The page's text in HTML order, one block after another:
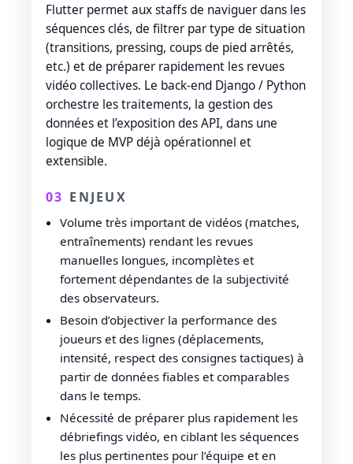
Flutter permet aux staffs de naviguer dans les
séquences clés, de filtrer par type de situation
(transitions, pressing, coups de pied arrêtés,
etc.) et de préparer rapidement les revues
vidéo collectives. Le back-end Django / Python
orchestre les traitements, la gestion des
données et l’exposition des API, dans une
logique de MVP déjà opérationnel et
extensible.
03 ENJEUX
Volume très important de vidéos (matches,
entraînements) rendant les revues
manuelles longues, incomplètes et
fortement dépendantes de la subjectivité
des observateurs.
Besoin d’objectiver la performance des
joueurs et des lignes (déplacements,
intensité, respect des consignes tactiques) à
partir de données fiables et comparables
dans le temps.
Nécessité de préparer plus rapidement les
débriefings vidéo, en ciblant les séquences
les plus pertinentes pour l’équipe et en